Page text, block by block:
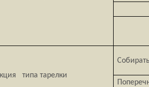
типа тарелки